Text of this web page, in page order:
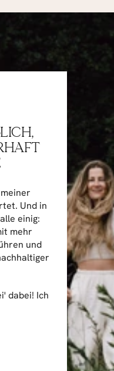
Und in
einig:
mehr
und
dabei! Ich